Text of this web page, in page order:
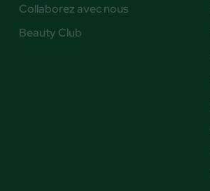
Collaborez avec nous
Beauty Club